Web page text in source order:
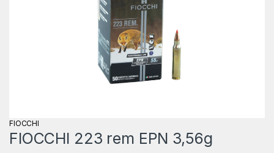
FIOCCHI
FIOCCHI 223 rem EPN 3,56g